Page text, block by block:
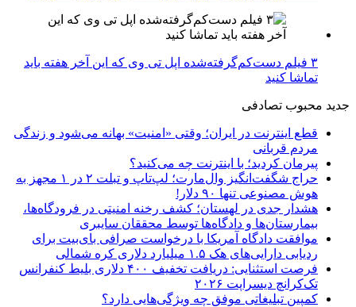
۳ فیلم دست‌کم‌گرفته‌شده اپل تی وی که این آخر هفته باید
تماشا کنید
جدید محبوب تصادفی
قطع اینترنت در ایران؛ وقتی «امنیت» بهانه می‌شود و زندگی
مردم قربانی
پیرمان کردید؛ با اینترنت چه می‌کنید؟
حراج شگفت‌انگیز وال‌مارت؛ لپ‌تاپ و تبلت ۲ در ۱ مجهز به
هوش مصنوعی تنها ۹۰ دلار!
هشدار جدی در لهستان؛ کشف رخنه امنیتی در فرودگاه‌ها،
بیمارستان‌ها و دادگاه‌ها توسط محققان سایبری
موافقت دادگاه آمریکا با درخواست صرافی بای‌بیت برای
ردیابی دارایی‌های هک ۱.۵ میلیارد دلاری کره شمالی
فرصت استثنایی: دریافت تخفیف ۴۰۰ دلاری بلیط کنفرانس
تک‌کرانچ دیسراپت ۲۰۲۶
کمپین تبلیغاتی موفق چه ویژگی‌هایی دارد؟